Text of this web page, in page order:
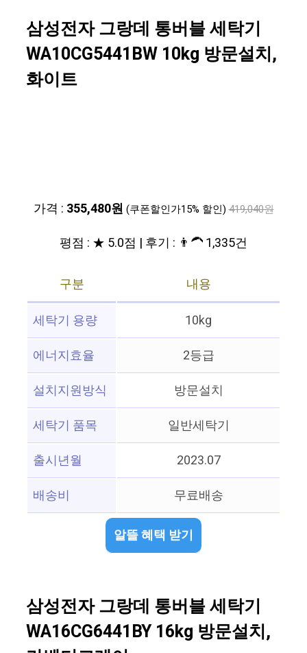
삼성전자 그랑데 통버블 세탁기
WA10CG5441BW 10kg 방문설치,
화이트
가격 : 355,480원 (쿠폰할인가15% 할인) 419,040원
평점 : ★ 5.0점 | 후기 : 👨‍🦱 1,335건
구분
내용
세탁기 용량
10kg
에너지효율
2등급
설치지원방식
방문설치
세탁기 품목
일반세탁기
출시년월
2023.07
배송비
무료배송
알뜰 혜택 받기
삼성전자 그랑데 통버블 세탁기
WA16CG6441BY 16kg 방문설치,